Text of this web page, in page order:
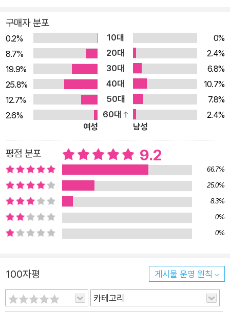
수극을 담아낸다. 평범한 일상에 닥쳐온 비극 혹은 무료함을 깨뜨
리는 모험담에 판타지성을 끌고 들어온 작품도 있다. 베스트셀러
『마이 시스터즈 키퍼』로 국내에도 많은 독자들을 보유한 조디 피
코는 어린 딸을 병으로 잃은 젊은 부부의 소리 없는 변화 속에서
슬픔의 깊이를 가늠하는 「무게와 치수」로 짙은 여운을 남기고, 수
록작 중 가장 긴 작품인 엘리자베스 핸드의 「매콜리의 벨레로폰
첫 비행」은 실제 상황인지 연출인지 모를 흐릿한 영상 속 비행기
의 비행과 추락 장면을 재현하는 시도를 통해 떠난 이들을 애도하
는 아름다운 서정성을 보여준다. 화려한 수상 경력과 함께 자기만
의 작품세계를 구축한 거장들의 작품도 눈에 띈다. 미국추리작가
협회에서 그랜드마스터 칭호를 받은 하드보일드 작가 로런스 블
록은 히치하이킹에서 희생자를 물색하는 범죄자의 시선을 섬뜩
하게 그려낸 「잡았다 풀어주기」를, 데이비드 핀처 감독의 영화로
제작된 『파이트 클럽』으로 1990년대 후반 열광적인 지지자를 모
았던 척 팔라닉은 TV 퀴즈 쇼 현장에서 펼쳐지는 또하나의 컬트
있는 「화석 형상」은, 태어나기 전부터 서로 적대시한 쌍둥이 형제
의 엇갈린 인생을 더듬어가며 특유의 그로테스크한 결말로 독자
들을 이끈다. 그 외 현대적인 범죄 스릴러에 다층적인 상상력을
구매자 분포
0.2% 10대
0%
8.7%
20대
2.4%
19.9%
30대
6.8%
25.8%
40대
10.7%
12.7%
50대
7.8%
2.6%
60대
2.4%
여성
남성
평점 분포 9.2
66.7%
25.0%
8.3%
0%
0%
100자평 게시물 운영 원칙
카테고리